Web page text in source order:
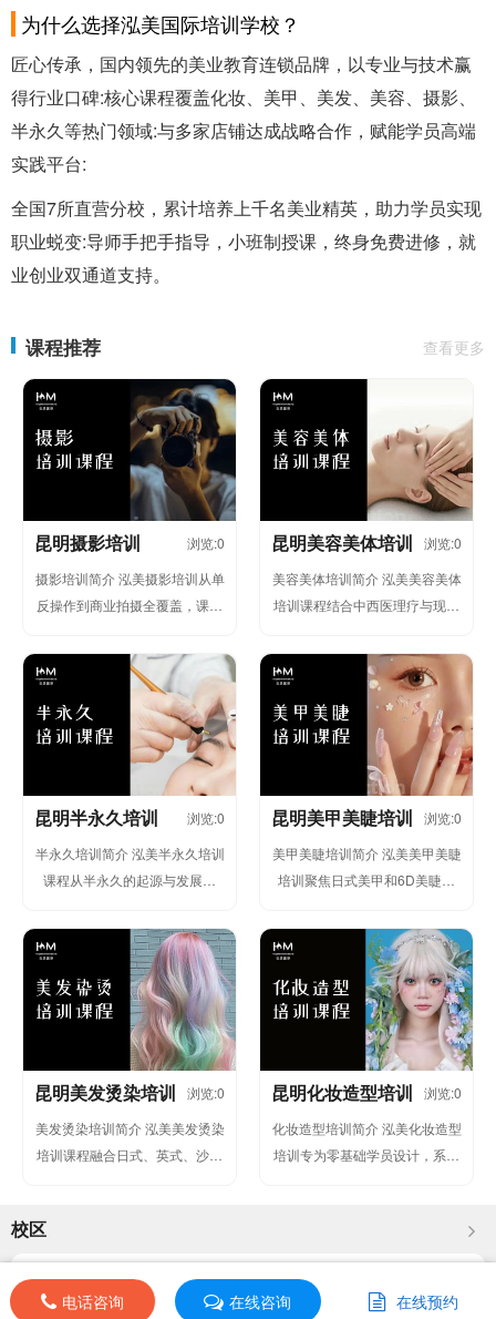
为什么选择泓美国际培训学校？
匠心传承，国内领先的美业教育连锁品牌，以专业与技术赢
得行业口碑:核心课程覆盖化妆、美甲、美发、美容、摄影、
半永久等热门领域:与多家店铺达成战略合作，赋能学员高端
实践平台:
全国7所直营分校，累计培养上千名美业精英，助力学员实现
职业蜕变:导师手把手指导，小班制授课，终身免费进修，就
业创业双通道支持。
课程推荐 查看更多
昆明摄影培训
浏览:0
摄影培训简介 泓美摄影培训从单
反操作到商业拍摄全覆盖，课程
剪辑等内容。”学员可...
昆明美容美体培训
浏览:0
美容美体培训简介 泓美美容美体
培训课程结合中西医理疗与现代
A、产后修复等热门项目。学员
将...
昆明半永久培训
浏览:0
半永久培训简介 泓美半永久培训
课程从半永久的起源与发展讲
识与使用方法。学员将深入学习
面部&...
昆明美甲美睫培训
浏览:0
美甲美睫培训简介 泓美美甲美睫
培训聚焦日式美甲和6D美睫技
角蛋白翘睫等爆款项目。通
过"技...
昆明美发烫染培训
浏览:0
美发烫染培训简介 泓美美发烫染
培训课程融合日式、英式、沙宣
昆明化妆造型培训
浏览:0
化妆造型培训简介 泓美化妆造型
培训专为零基础学员设计，系统
校区
昆明泓美国际教育
云南省昆明市盘龙拓东路138号拓东大厦11楼
查看详情
电话咨询 在线咨询 在线预约
电话咨询 在线咨询 在线预约